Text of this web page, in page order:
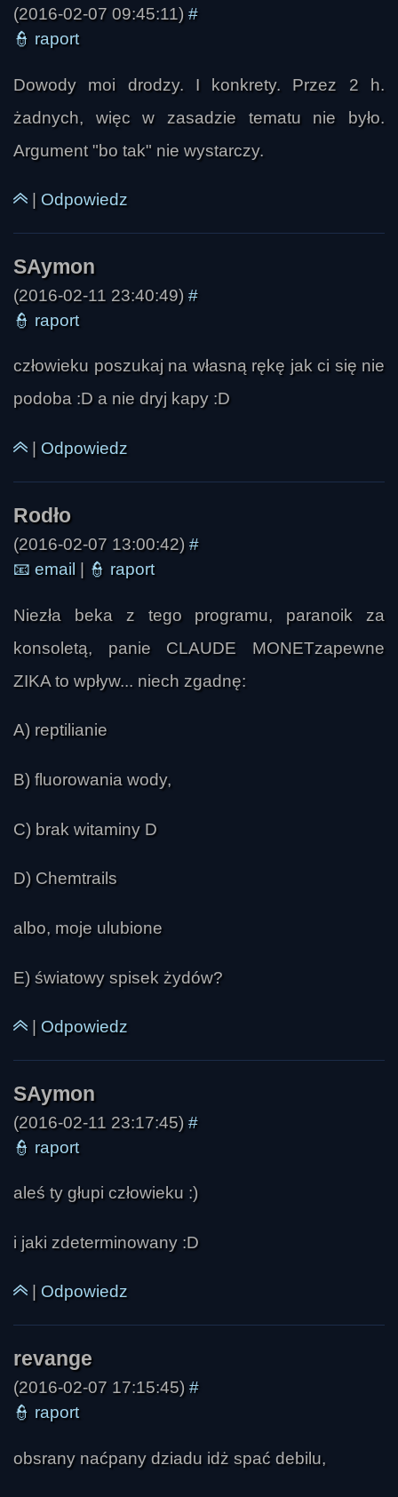
(2016-02-07 09:45:11) #
👮 raport
Dowody moi drodzy. I konkrety. Przez 2 h.
żadnych, więc w zasadzie tematu nie było.
Argument "bo tak" nie wystarczy.
Odpowiedz
(2016-02-11 23:40:49) #
👮 raport
człowieku poszukaj na własną rękę jak ci się nie
podoba :D a nie dryj kapy :D
Odpowiedz
Rodło
(2016-02-07 13:00:42) #
📧 email 👮 raport
Niezła beka z tego programu, paranoik za
konsoletą, panie CLAUDE MONETzapewne
ZIKA to wpływ... niech zgadnę:
A) reptilianie
B) fluorowania wody,
C) brak witaminy D
D) Chemtrails
albo, moje ulubione
E) światowy spisek żydów?
Odpowiedz
SAymon
(2016-02-11 23:17:45) #
👮 raport
aleś ty głupi człowieku :)
i jaki zdeterminowany :D
Odpowiedz
(2016-02-07 17:15:45) #
👮 raport
obsrany naćpany dziadu idż spać debilu,
Ivellios
troy